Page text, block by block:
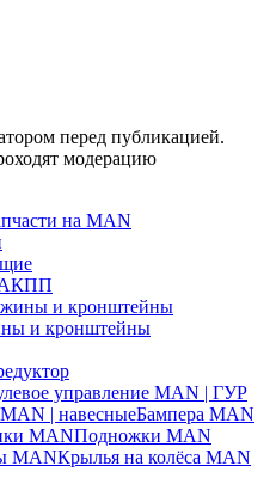
перед публикацией.
модерацию
на MAN
АКПП
и кронштейны
и кронштейны
управление MAN | ГУР
| навесныеБампера MAN
MANПодножки MAN
MANКрылья на колёса MAN